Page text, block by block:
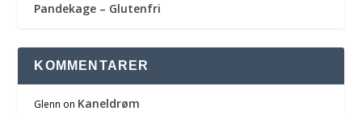
Pandekage – Glutenfri
KOMMENTARER
Glenn on Kaneldrøm